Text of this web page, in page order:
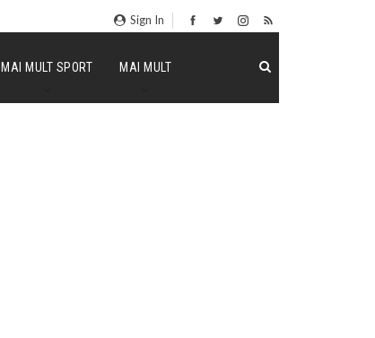
Sign In
MAI MULT SPORT MAI MULT